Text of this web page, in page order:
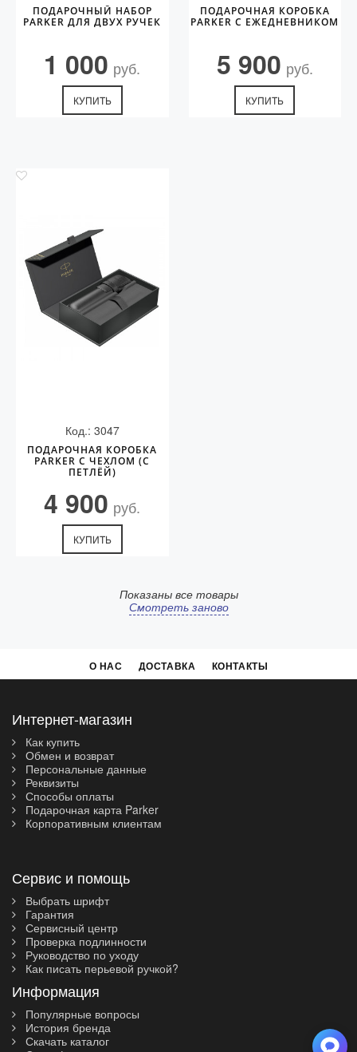
ПОДАРОЧНЫЙ НАБОР
PARKER ДЛЯ ДВУХ РУЧЕК
1 000 руб.
КУПИТЬ
ПОДАРОЧНАЯ КОРОБКА
PARKER С ЕЖЕДНЕВНИКОМ
5 900 руб.
КУПИТЬ
Код.: 3047
ПОДАРОЧНАЯ КОРОБКА
PARKER С ЧЕХЛОМ (С
ПЕТЛЁЙ)
4 900 руб.
КУПИТЬ
Показаны все товары
Смотреть заново
О НАС ДОСТАВКА КОНТАКТЫ
Интернет-магазин
Как купить
Обмен и возврат
Персональные данные
Реквизиты
Способы оплаты
Подарочная карта Parker
Корпоративным клиентам
Сервис и помощь
Выбрать шрифт
Гарантия
Сервисный центр
Проверка подлинности
Руководство по уходу
Как писать перьевой ручкой?
Информация
Популярные вопросы
История бренда
Скачать каталог